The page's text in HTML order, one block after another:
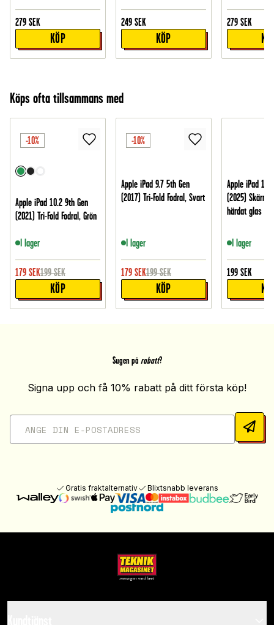
279 SEK
KÖP
249 SEK
KÖP
279 SEK
Köps ofta tillsammans med
-10%
Apple iPad 10.2 9th Gen
(2021) Tri-Fold Fodral, Grön
I lager
179 SEK199 SEK
KÖP
-10%
Apple iPad 9.7 5th Gen
(2017) Tri-Fold Fodral, Svart
I lager
179 SEK199 SEK
KÖP
Apple iPad 11
(2025)
härdat glas
I lager
199 SEK
Sugen på rabatt?
Signa upp och få 10% rabatt på ditt första köp!
Gratis fraktalternativ Blixtsnabb leverans